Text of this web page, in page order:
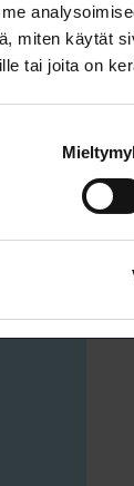
miten käytät
tai joita on